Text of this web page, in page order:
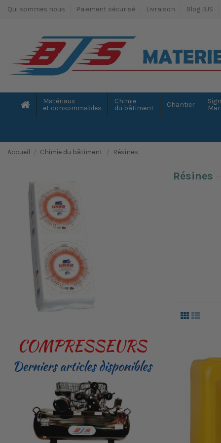
Qui sommes nous Paiement sécurisé Livraison Blog BJS
Matériaux
et consommables
Chimie
du bâtiment
Chantier
Accueil Chimie du bâtiment Résines
Résines